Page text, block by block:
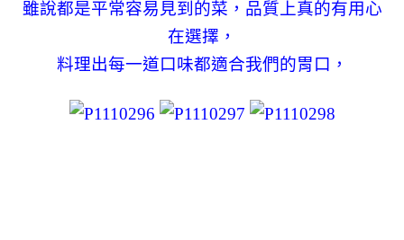
雖說都是平常容易見到的菜，品質上真的有用心
在選擇，
料理出每一道口味都適合我們的胃口，